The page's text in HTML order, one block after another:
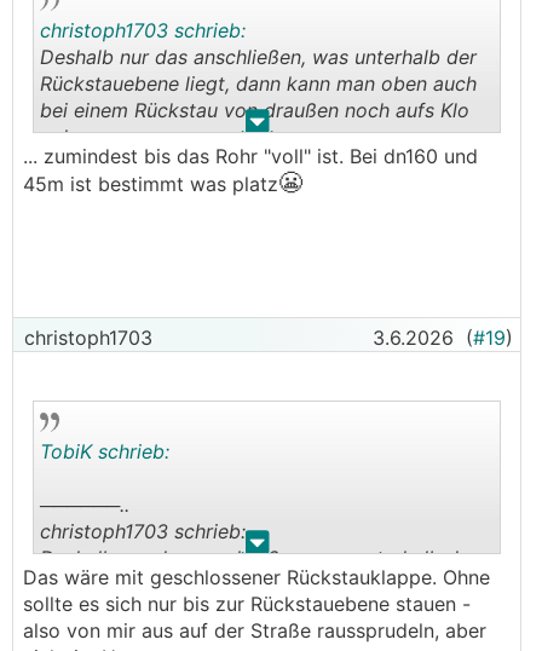
. .
christoph1703 schrieb:
Deshalb nur das anschließen, was unterhalb der
Rückstauebene liegt, dann kann man oben auch
bei einem Rückstau von draußen noch aufs Klo
gehen.
... zumindest bis das Rohr "voll" ist. Bei dn160 und
45m ist bestimmt was platz😬
christoph1703 3.6.2026 (#19)
. .
TobiK schrieb:
──────..
christoph1703 schrieb:
Deshalb nur das anschließen, was unterhalb der
Rückstauebene liegt, dann kann man oben auch
bei einem Rückstau von draußen noch aufs Klo
gehen.
Das wäre mit geschlossener Rückstauklappe. Ohne
sollte es sich nur bis zur Rückstauebene stauen -
also von mir aus auf der Straße raussprudeln, aber